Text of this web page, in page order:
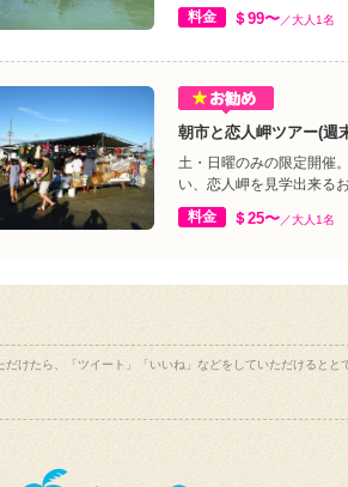
料金
＄99〜／大人1名
朝市と恋人岬ツアー(週
土・日曜のみの限定開催
い、恋人岬を見学出来る
料金
＄25〜／大人1名
けたら、「ツイート」「いいね」などをしていただけるとと